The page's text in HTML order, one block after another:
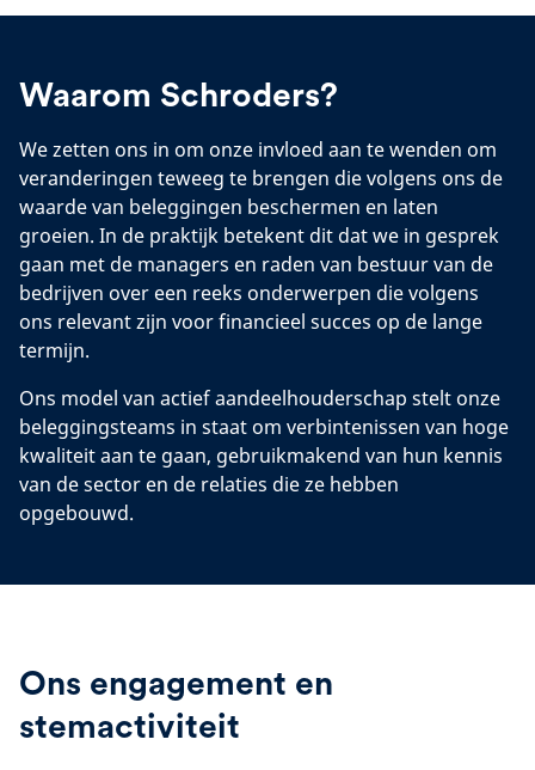
Waarom Schroders?
We zetten ons in om onze invloed aan te wenden om
veranderingen teweeg te brengen die volgens ons de
waarde van beleggingen beschermen en laten
groeien. In de praktijk betekent dit dat we in gesprek
gaan met de managers en raden van bestuur van de
bedrijven over een reeks onderwerpen die volgens
ons relevant zijn voor financieel succes op de lange
termijn.
Ons model van actief aandeelhouderschap stelt onze
beleggingsteams in staat om verbintenissen van hoge
kwaliteit aan te gaan, gebruikmakend van hun kennis
van de sector en de relaties die ze hebben
opgebouwd.
Ons engagement en
stemactiviteit